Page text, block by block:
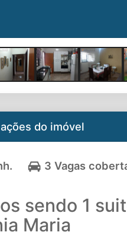
do imóvel
3 Vagas
sendo 1
Maria